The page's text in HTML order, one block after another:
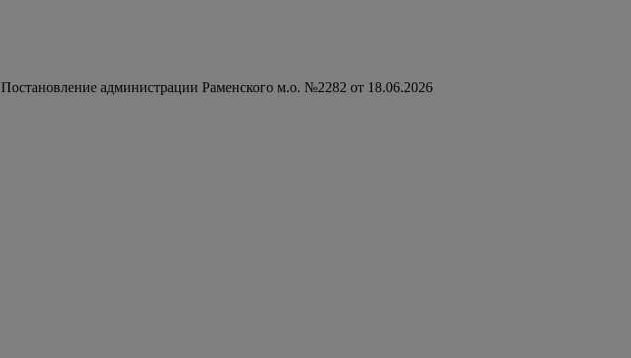
Постановление администрации Раменского м.о. №2282 от 18.06.2026